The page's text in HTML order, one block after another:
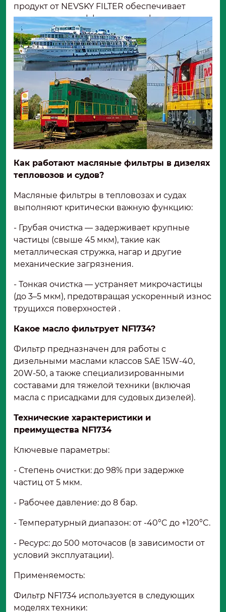
продукт от NEVSKY FILTER обеспечивает
максимальную эффективность фильтрации и
оптимальную степень очистки, что надежно
защищает двигатель от износа, вызванного
загрязнениями и остатками продуктов
сгорания в масле .
Как работают масляные фильтры в дизелях
тепловозов и судов?
Масляные фильтры в тепловозах и судах
выполняют критически важную функцию:
- Грубая очистка — задерживает крупные
частицы (свыше 45 мкм), такие как
металлическая стружка, нагар и другие
механические загрязнения.
- Тонкая очистка — устраняет микрочастицы
(до 3–5 мкм), предотвращая ускоренный износ
трущихся поверхностей .
Какое масло фильтрует NF1734?
Фильтр предназначен для работы с
дизельными маслами классов SAE 15W-40,
20W-50, а также специализированными
составами для тяжелой техники (включая
масла с присадками для судовых дизелей).
Технические характеристики и
преимущества NF1734
Ключевые параметры:
- Степень очистки: до 98% при задержке
частиц от 5 мкм.
- Рабочее давление: до 8 бар.
- Температурный диапазон: от -40°C до +120°C.
- Ресурс: до 500 моточасов (в зависимости от
условий эксплуатации).
Применяемость:
Фильтр NF1734 используется в следующих
моделях техники: